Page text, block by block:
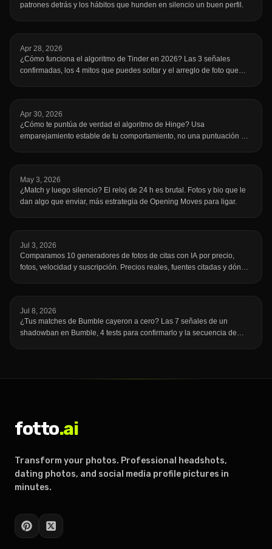
patrones detrás y los hábitos que hunden en silencio un buen perfil.
Apr 28, 2026
¿Cómo funciona el algoritmo de Tinder en 2026? Las 3 señales
confirmadas, los 4 mitos que puedes soltar y el arreglo de foto que
Apr 30, 2026
¿Cómo te puntúa de verdad el algoritmo de Hinge? Usa
emparejamiento estable de tu comportamiento, no una puntuación de
May 3, 2026
¿Match y luego silencio? El reloj de 24 h es brutal. Fotos y bio que le
dan algo que enviar, más estrategia de Opening Moves para ligar.
Jul 3, 2026
Comparamos 10 generadores de fotos de citas con IA por precio,
fotos, velocidad y suscripción. Precios reales, fuentes citadas y dónde
Jul 8, 2026
¿Tus matches de Bumble cayeron a cero? Las 7 señales de un
shadowban en Bumble, 4 tests para confirmarlo y la secuencia de
fotto.ai
Transform your photos. Professional headshots,
dating photos, and social media profile pictures in
minutes.